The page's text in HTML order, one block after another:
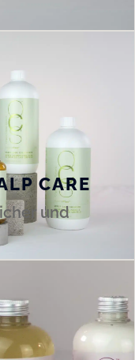
CARE
und